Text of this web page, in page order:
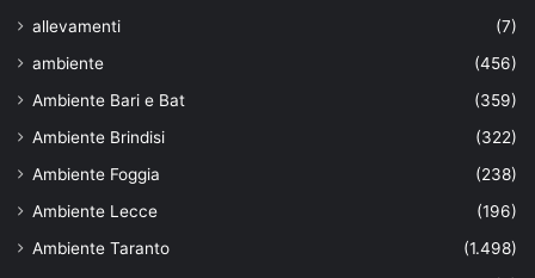
allevamenti
(7)
ambiente
(456)
Ambiente Bari e Bat
(359)
Ambiente Brindisi
(322)
Ambiente Foggia
(238)
Ambiente Lecce
(196)
Ambiente Taranto
(1.498)